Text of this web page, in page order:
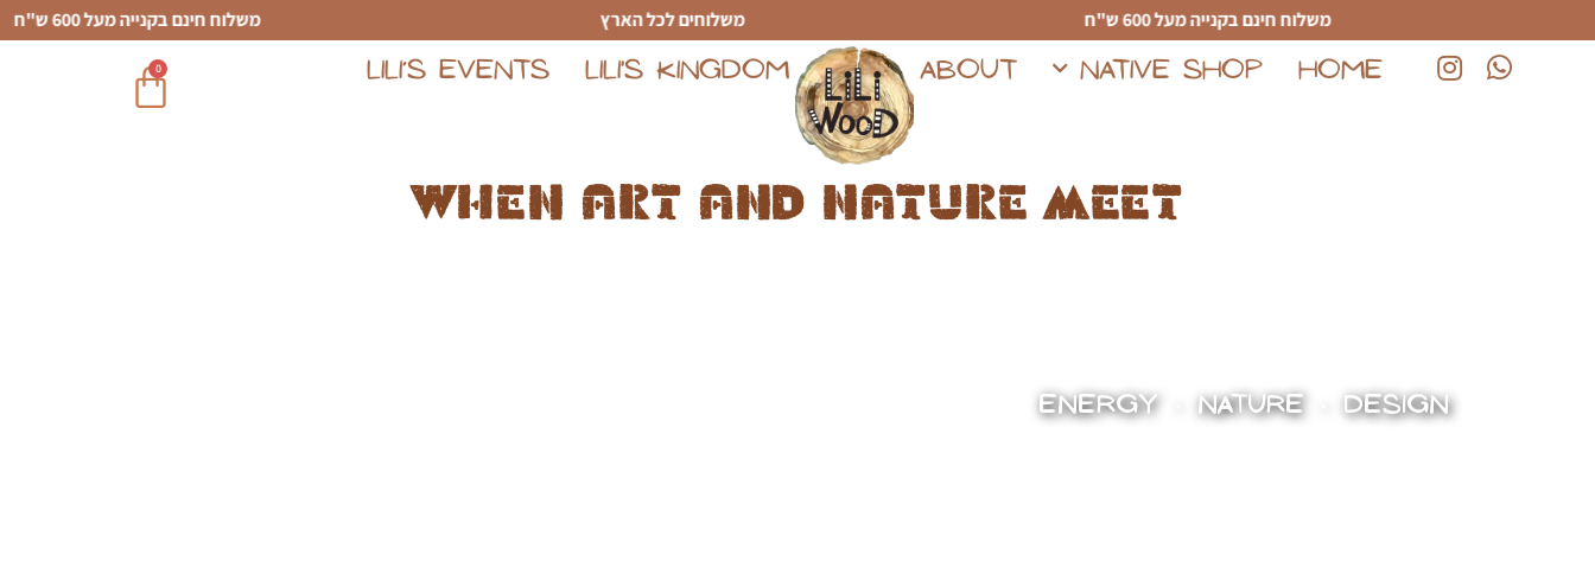
משלוח חינם בקנייה מעל 600 ש"ח משלוחים לכל הארץ משלוח חינם בקנייה מעל 600 ש"ח
(נפתח בחלון חדש)
(נפתח בחלון חדש)
HOME
NATIVE SHOP
ABOUT
LILI'S KINGDOM
LILI’S EVENTS
0
When art and nature meet
ENERGY • NATURE • DESIGN